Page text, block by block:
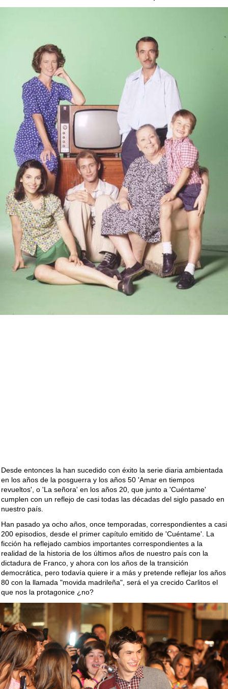
Desde entonces la han sucedido con éxito la serie diaria ambientada
en los años de la posguerra y los años 50 'Amar en tiempos
revueltos', o 'La señora' en los años 20, que junto a 'Cuéntame'
cumplen con un reflejo de casi todas las décadas del siglo pasado en
nuestro país.
Han pasado ya ocho años, once temporadas, correspondientes a casi
200 episodios, desde el primer capítulo emitido de 'Cuéntame'. La
ficción ha reflejado cambios importantes correspondientes a la
realidad de la historia de los últimos años de nuestro país con la
dictadura de Franco, y ahora con los años de la transición
democrática, pero todavía quiere ir a más y pretende reflejar los años
80 con la llamada "movida madrileña", será el ya crecido Carlitos el
que nos la protagonice ¿no?